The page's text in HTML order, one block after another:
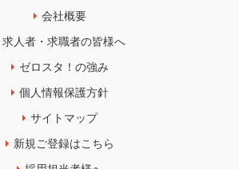
会社概要
求人者・求職者の皆様へ
ゼロスタ！の強み
個人情報保護方針
サイトマップ
新規ご登録はこちら